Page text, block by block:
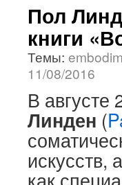
Пол
книги
Темы:
11/08/2016
В августе
Линден (
искусств,